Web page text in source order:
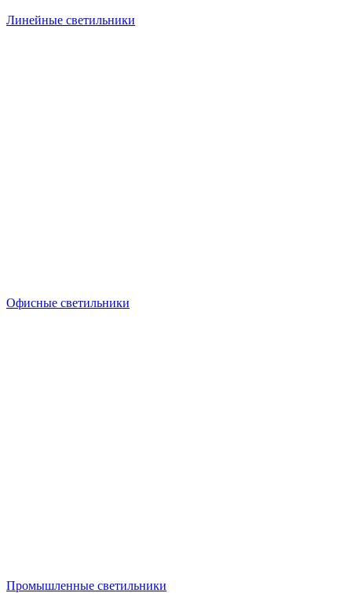
Линейные светильники
Офисные светильники
Промышленные светильники